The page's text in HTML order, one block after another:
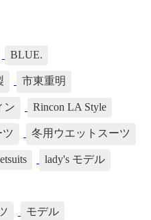
BLUE.
市東重明
ン Rincon LA Style
ツ 冬用ウエットスーツ
lady's モデル
モデル